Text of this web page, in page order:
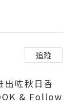
追蹤
咗秋日香
& Follow